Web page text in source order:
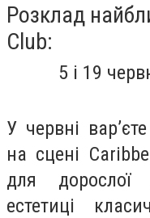
Розклад
Club:
5 і 19
У червні
на сцені
для дорослої
естетиці